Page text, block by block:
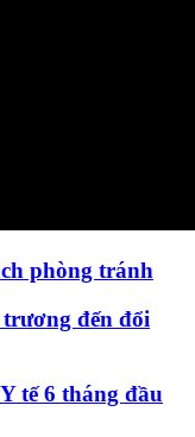
phòng tránh
đến đổi
tế 6 tháng đầu